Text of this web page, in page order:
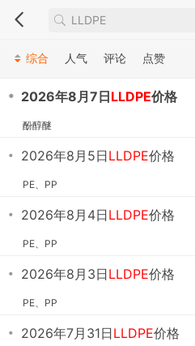
综合 人气 评论 点赞
・ 2026年8月7日LLDPE价格
酚醇醚
・ 2026年8月5日LLDPE价格
PE、PP
・ 2026年8月4日LLDPE价格
PE、PP
・ 2026年8月3日LLDPE价格
PE、PP
・ 2026年7月31日LLDPE价格